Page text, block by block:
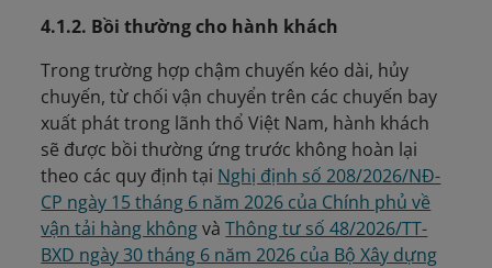
4.1.2. Bồi thường cho hành khách
Trong trường hợp chậm chuyến kéo dài, hủy
chuyến, từ chối vận chuyển trên các chuyến bay
xuất phát trong lãnh thổ Việt Nam, hành khách
sẽ được bồi thường ứng trước không hoàn lại
theo các quy định tại Nghị định số 208/2026/NĐ-
CP ngày 15 tháng 6 năm 2026 của Chính phủ về
vận tải hàng khôngvàThông tư số 48/2026/TT-
BXD ngày 30 tháng 6 năm 2026 của Bộ Xây dựng